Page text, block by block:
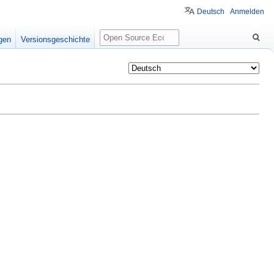
Deutsch Anmelden
Versionsgeschichte
Suche